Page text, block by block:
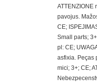
ATTENZIONE
pavojus.
CE;
Small parts;
pl: CE;
asfixia. Peças
mici; 3+; CE;